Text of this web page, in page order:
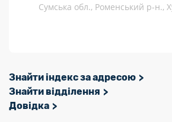
Сумська обл., Роменський р-н.,
Знайти індекс за адресою
Знайти відділення
Довідка